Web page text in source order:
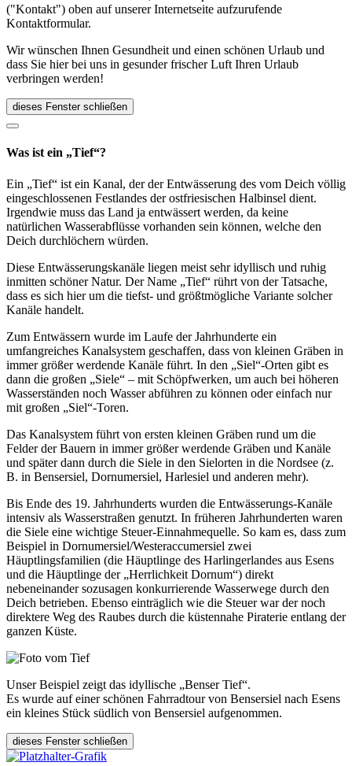
("Kontakt") oben auf unserer Internetseite aufzurufende
Kontaktformular.
Wir wünschen Ihnen Gesundheit und einen schönen Urlaub und
dass Sie hier bei uns in gesunder frischer Luft Ihren Urlaub
verbringen werden!
dieses Fenster schließen
Was ist ein „Tief“?
Ein „Tief“ ist ein Kanal, der der Entwässerung des vom Deich völlig
eingeschlossenen Festlandes der ostfriesischen Halbinsel dient.
Irgendwie muss das Land ja entwässert werden, da keine
natürlichen Wasserabflüsse vorhanden sein können, welche den
Deich durchlöchern würden.
Diese Entwässerungskanäle liegen meist sehr idyllisch und ruhig
inmitten schöner Natur. Der Name „Tief“ rührt von der Tatsache,
dass es sich hier um die tiefst- und größtmögliche Variante solcher
Kanäle handelt.
Zum Entwässern wurde im Laufe der Jahrhunderte ein
umfangreiches Kanalsystem geschaffen, dass von kleinen Gräben in
immer größer werdende Kanäle führt. In den „Siel“-Orten gibt es
dann die großen „Siele“ – mit Schöpfwerken, um auch bei höheren
Wasserständen noch Wasser abführen zu können oder einfach nur
mit großen „Siel“-Toren.
Das Kanalsystem führt von ersten kleinen Gräben rund um die
Felder der Bauern in immer größer werdende Gräben und Kanäle
und später dann durch die Siele in den Sielorten in die Nordsee (z.
B. in Bensersiel, Dornumersiel, Harlesiel und anderen mehr).
Bis Ende des 19. Jahrhunderts wurden die Entwässerungs-Kanäle
intensiv als Wasserstraßen genutzt. In früheren Jahrhunderten waren
die Siele eine wichtige Steuer-Einnahmequelle. So kam es, dass zum
Beispiel in Dornumersiel/Westeraccumersiel zwei
Häuptlingsfamilien (die Häuptlinge des Harlingerlandes aus Esens
und die Häuptlinge der „Herrlichkeit Dornum“) direkt
nebeneinander sozusagen konkurrierende Wasserwege durch den
Deich betrieben. Ebenso einträglich wie die Steuer war der noch
direktere Weg des Raubes durch die küstennahe Piraterie entlang der
ganzen Küste.
Unser Beispiel zeigt das idyllische „Benser Tief“.
Es wurde auf einer schönen Fahrradtour von Bensersiel nach Esens
ein kleines Stück südlich von Bensersiel aufgenommen.
dieses Fenster schließen